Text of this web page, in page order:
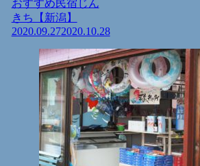
おすすめ民宿じん
きち【新潟】
2020.09.272020.10.28